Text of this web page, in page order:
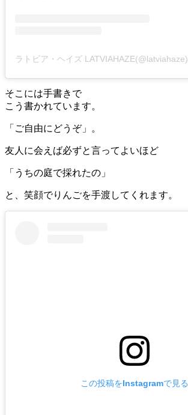
そこには手書きで
こう書かれています。
「ご自由にどうぞ」。
友人に会えば必ずと言ってよいほど
「うちの庭で採れたの」
と、笑顔でりんごを手渡してくれます。
この投稿をInstagramで見る